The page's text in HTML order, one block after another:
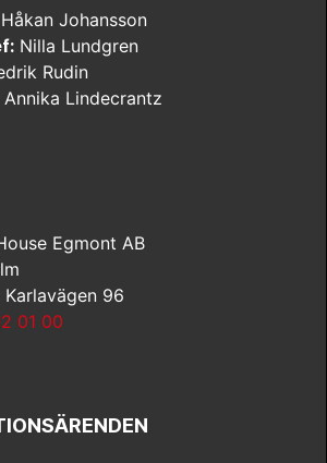
Håkan Johansson
Nilla Lundgren
Rudin
Annika Lindecrantz
Egmont AB
Karlavägen 96
01 00